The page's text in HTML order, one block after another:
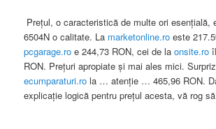
Preţul, o caracteristică de multe ori esenţială,
6504N o calitate. La marketonline.ro este
pcgarage.ro e 244,73 RON, cei de laonsite.ro
RON. Preţuri apropiate şi mai ales mici.
ecumparaturi.ro la … atenţie … 465,96 RON.
explicaţie logică pentru preţul acesta, vă rog